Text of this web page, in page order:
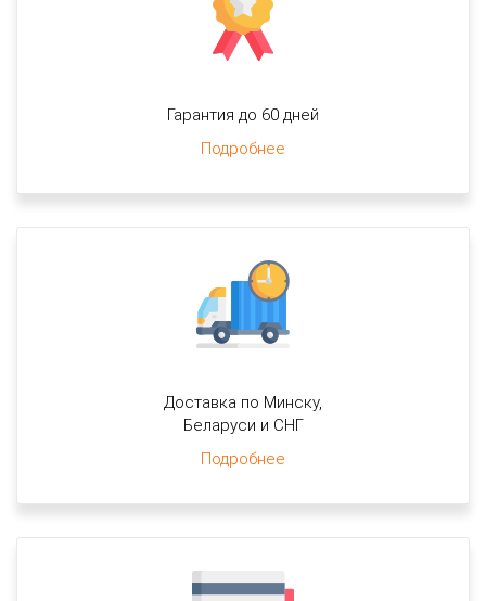
Гарантия до 60 дней
Подробнее
Доставка по Минску,
Беларуси и СНГ
Подробнее